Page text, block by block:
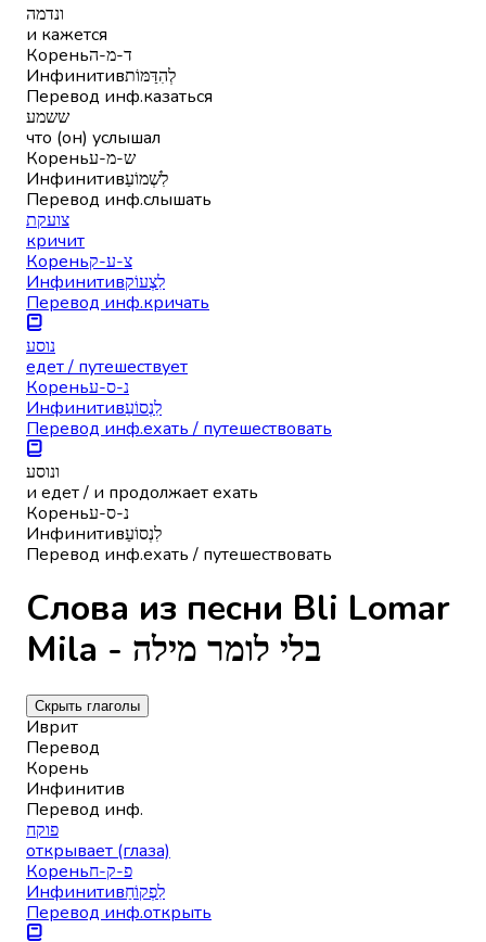
ונדמה
и кажется
Кореньד-מ-ה
Инфинитивלְהִדַּמּוֹת
Перевод инф.казаться
ששמע
что (он) услышал
Кореньש-מ-ע
Инфинитивלִשְׁמוֹעַ
Перевод инф.слышать
צועקת
кричит
Кореньצ-ע-ק
Инфинитивלִצְעוֹק
Перевод инф.кричать
נוסע
едет / путешествует
Кореньנ-ס-ע
Инфинитивלִנְסוֹעַ
Перевод инф.ехать / путешествовать
ונוסע
и едет / и продолжает ехать
Кореньנ-ס-ע
Инфинитивלִנְסוֹעַ
Перевод инф.ехать / путешествовать
Слова из песни Bli Lomar
Mila - בלי לומר מילה
Скрыть глаголы
Иврит
Перевод
Корень
Инфинитив
Перевод инф.
פוקח
открывает (глаза)
Кореньפ-ק-ח
Инфинитивלִפְקוֹחַ
Перевод инф.открыть